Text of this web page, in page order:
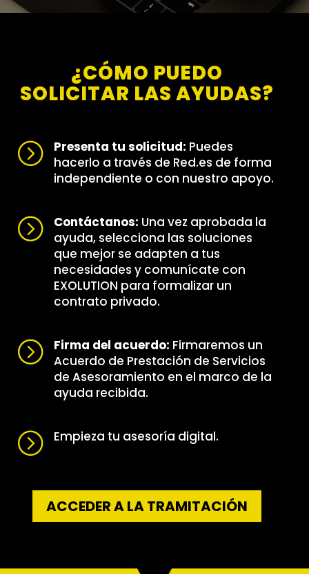
¿CÓMO PUEDO
SOLICITAR LAS AYUDAS?
= Presenta tu solicitud: Puedes
hacerlo a través de Red.es de forma
independiente o con nuestro apoyo.
= Contáctanos: Una vez aprobada la
ayuda, selecciona las soluciones
que mejor se adapten a tus
necesidades y comunícate con
EXOLUTION para formalizar un
contrato privado.
= Firma del acuerdo: Firmaremos un
Acuerdo de Prestación de Servicios
de Asesoramiento en el marco de la
ayuda recibida.
= Empieza tu asesoría digital.
ACCEDER A LA TRAMITACIÓN